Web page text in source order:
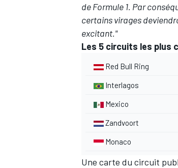
de Formule 1. Par
certains virages
excitant."
Les 5 circuits les plus
Red Bull Ring
Interlagos
Mexico
Zandvoort
Monaco
Une carte du circuit